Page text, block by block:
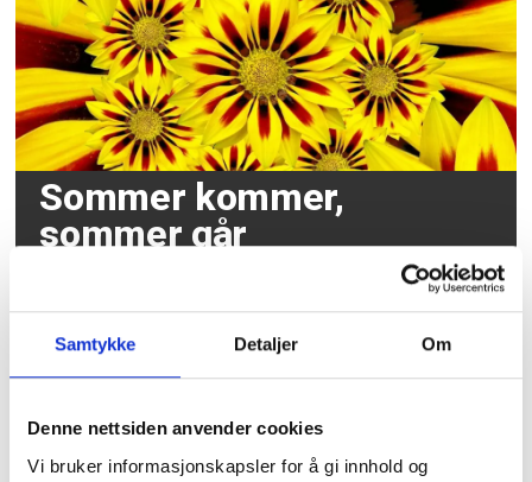
Samtykke Detaljer Om
Denne nettsiden anvender cookies
Vi bruker informasjonskapsler for å gi innhold og
Sommer kommer,
sommer går